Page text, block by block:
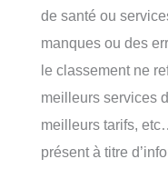
de santé ou
manques ou des
le classement ne
meilleurs services
meilleurs tarifs,
présent à titre